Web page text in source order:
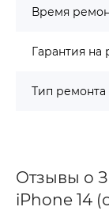
Время
Гарантия на
Тип ремонта
Отзывы о
iPhone 14